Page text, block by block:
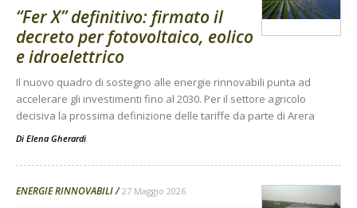
“Fer X” definitivo: firmato il
decreto per fotovoltaico, eolico
e idroelettrico
Il nuovo quadro di sostegno alle energie rinnovabili punta ad
accelerare gli investimenti fino al 2030. Per il settore agricolo
decisiva la prossima definizione delle tariffe da parte di Arera
Di Elena Gherardi
ENERGIE RINNOVABILI 27 Maggio 2026